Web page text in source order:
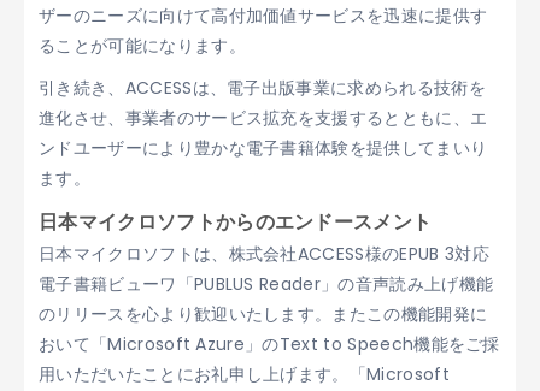
ザーのニーズに向けて高付加価値サービスを迅速に提供す
ることが可能になります。
引き続き、ACCESSは、電子出版事業に求められる技術を
進化させ、事業者のサービス拡充を支援するとともに、エ
ンドユーザーにより豊かな電子書籍体験を提供してまいり
ます。
日本マイクロソフトからのエンドースメント
日本マイクロソフトは、株式会社ACCESS様のEPUB 3対応
電子書籍ビューワ「PUBLUS Reader」の音声読み上げ機能
のリリースを心より歓迎いたします。またこの機能開発に
おいて「Microsoft Azure」のText to Speech機能をご採
用いただいたことにお礼申し上げます。「Microsoft